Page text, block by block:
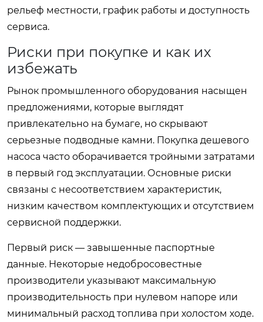
рельеф местности, график работы и доступность
сервиса.
Риски при покупке и как их
избежать
Рынок промышленного оборудования насыщен
предложениями, которые выглядят
привлекательно на бумаге, но скрывают
серьезные подводные камни. Покупка дешевого
насоса часто оборачивается тройными затратами
в первый год эксплуатации. Основные риски
связаны с несоответствием характеристик,
низким качеством комплектующих и отсутствием
сервисной поддержки.
Первый риск — завышенные паспортные
данные. Некоторые недобросовестные
производители указывают максимальную
производительность при нулевом напоре или
минимальный расход топлива при холостом ходе.